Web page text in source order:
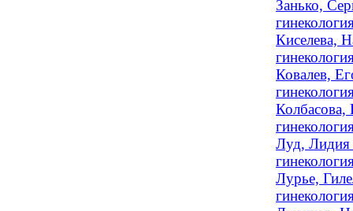
Занько,
Киселева,
Ковалев,
Колбасова,
Луд, Лидия
Лурье,